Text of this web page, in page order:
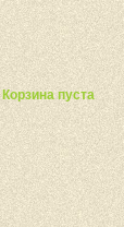
Корзина пуста